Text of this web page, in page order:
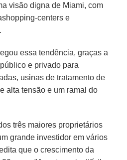
visão digna de Miami, com
centers e
essa tendência, graças a
e privado para
usinas de tratamento de
alta tensão e um ramal do
três maiores proprietários
grande investidor em vários
que o crescimento da